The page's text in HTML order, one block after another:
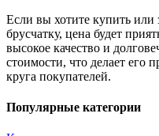
Если вы хотите купить или
брусчатку, цена будет
высокое качество и
стоимости, что делает его
круга покупателей.
Популярные категории